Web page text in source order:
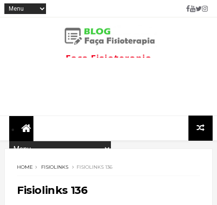
Faça Fisioterapia
HOME FISIOLINKS FISIOLINKS 136
Fisiolinks 136